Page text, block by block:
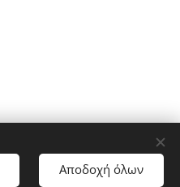
Αποδοχή όλων